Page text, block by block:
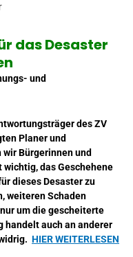
das Desaster
und
des ZV
Planer und
Bürgerinnen und
das Geschehene
die­ses Desaster zu
weiteren Schaden
um die gescheiterte
handelt auch an anderer
HIER WEITERLESEN